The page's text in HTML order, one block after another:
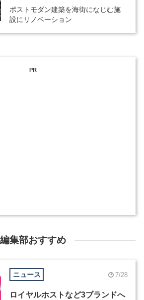
ポストモダン建築を海街になじむ施
設にリノベーション
PR
編集部おすすめ
ニュース 7/28
ロイヤルホストなど3ブランドへ